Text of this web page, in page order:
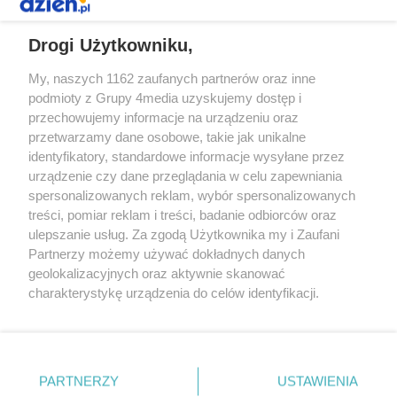
Redakcja Reklama Prywatność
Praca Łódź
the:protocol
Facebook.com
Youtube.com
Drogi Użytkowniku,
My, naszych 1162 zaufanych partnerów oraz inne
podmioty z Grupy 4media uzyskujemy dostęp i
przechowujemy informacje na urządzeniu oraz
przetwarzamy dane osobowe, takie jak unikalne
identyfikatory, standardowe informacje wysyłane przez
urządzenie czy dane przeglądania w celu zapewniania
spersonalizowanych reklam, wybór spersonalizowanych
treści, pomiar reklam i treści, badanie odbiorców oraz
ulepszanie usług. Za zgodą Użytkownika my i Zaufani
Partnerzy możemy używać dokładnych danych
geolokalizacyjnych oraz aktywnie skanować
charakterystykę urządzenia do celów identyfikacji.
zmienić/wycofać klikając przycisk ustawień prywatności
znajdujący się w lewym dolnym rogu strony
. Niektóre
PARTNERZY USTAWIENIA